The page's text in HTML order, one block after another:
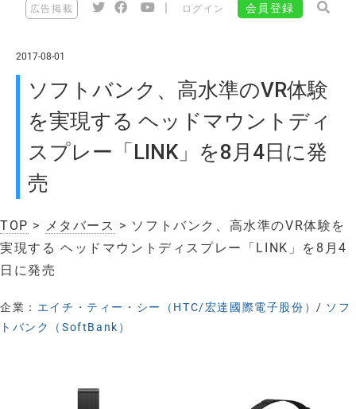
広告掲載 ログイン 会員登録
2017-08-01
ソフトバンク、高水準のVR体験
を実現する ヘッドマウントディ
スプレー「LINK」を8月4日に発
売
TOP > メタバース > ソフトバンク、高水準のVR体験を
実現する ヘッドマウントディスプレー「LINK」を8月4
日に発売
企業： エイチ・ティー・シー（HTC/宏達國際電子股份）/ ソフ
トバンク（SoftBank）